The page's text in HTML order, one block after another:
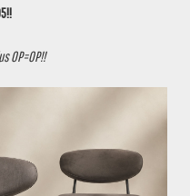
OP=OP!!